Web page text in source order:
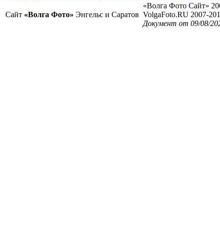
Сайт «Волга Фото» Энгельс и Саратов
«Волга Фото Сайт»
VolgaFoto.RU 2007-
Документ от 09/08/